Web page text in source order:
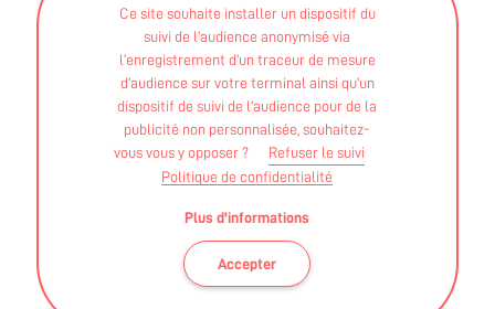
Ce site souhaite installer un dispositif du
suivi de l’audience anonymisé via
l’enregistrement d’un traceur de mesure
d’audience sur votre terminal ainsi qu’un
dispositif de suivi de l’audience pour de la
publicité non personnalisée, souhaitez-
vous vous y opposer ?
Refuser le suivi
Politique de confidentialité
Plus d'informations
Accepter
BPJEPS - Pêche de loisirs
Pays de La Loire